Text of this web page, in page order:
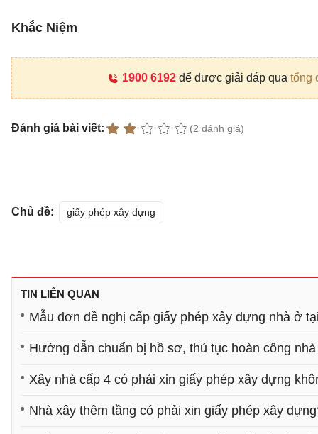
Khắc Niệm
1900 6192để được giải đáp qua tổng
Đánh giá bài viết: (2 đánh giá)
Chủ đề: giấy phép xây dựng
TIN LIÊN QUAN
Mẫu đơn đề nghị cấp giấy phép xây dựng nhà ở
Hướng dẫn chuẩn bị hồ sơ, thủ tục hoàn công
Xây nhà cấp 4 có phải xin giấy phép xây dựng
Nhà xây thêm tầng có phải xin giấy phép xây